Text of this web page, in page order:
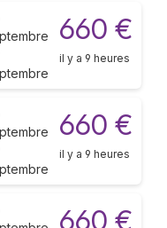
660 €
il y a 9 heures
660 €
il y a 9 heures
660 €